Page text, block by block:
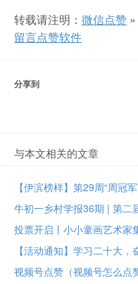
转载请注明： 微信点赞 »
留言点赞软件
分享到
与本文相关的文章
【伊滨榜样】第29周“周冠
投票开启丨小小童画艺术家
视频号点赞（视频号怎么点